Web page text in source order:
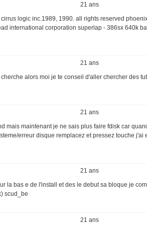
21 ans
logic inc.1989, 1990. all rights reserved
international corporation superlap - 386sx 640k
21 ans
alors moi je te conseil d'aller chercher des
21 ans
mais maintenant je ne sais plus faire fdisk car
erreur disque remplacez et pressez touche j'ai
21 ans
la bas e de l'install et des le debut sa bloque je
scud_be
21 ans